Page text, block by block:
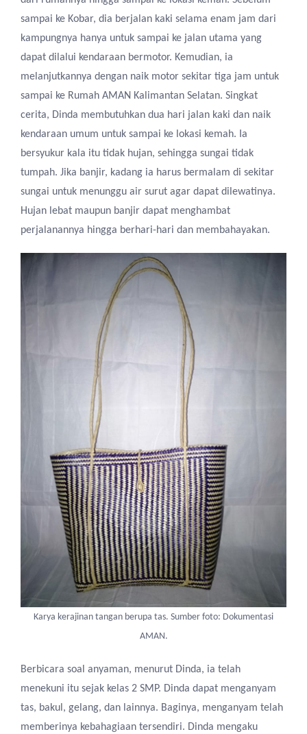
sampai ke Kobar, dia berjalan kaki selama enam jam dari
kampungnya hanya untuk sampai ke jalan utama yang
dapat dilalui kendaraan bermotor. Kemudian, ia
melanjutkannya dengan naik motor sekitar tiga jam untuk
sampai ke Rumah AMAN Kalimantan Selatan. Singkat
cerita, Dinda membutuhkan dua hari jalan kaki dan naik
kendaraan umum untuk sampai ke lokasi kemah. Ia
bersyukur kala itu tidak hujan, sehingga sungai tidak
tumpah. Jika banjir, kadang ia harus bermalam di sekitar
sungai untuk menunggu air surut agar dapat dilewatinya.
Hujan lebat maupun banjir dapat menghambat
perjalanannya hingga berhari-hari dan membahayakan.
Karya kerajinan tangan berupa tas. Sumber foto: Dokumentasi
AMAN.
Berbicara soal anyaman, menurut Dinda, ia telah
menekuni itu sejak kelas 2 SMP. Dinda dapat menganyam
tas, bakul, gelang, dan lainnya. Baginya, menganyam telah
memberinya kebahagiaan tersendiri. Dinda mengaku